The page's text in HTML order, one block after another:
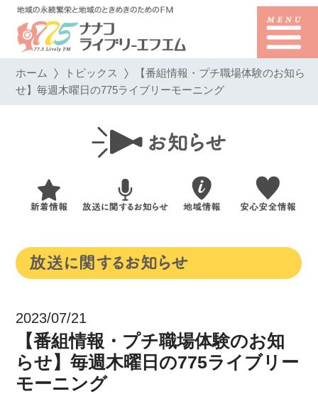
ホーム トピックス 【番組情報・プチ職場体験のお知ら
せ】毎週木曜日の775ライブリーモーニング
2023/07/21
【番組情報・プチ職場体験のお知
らせ】毎週木曜日の775ライブリー
モーニング